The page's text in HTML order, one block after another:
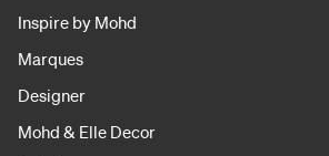
Inspire by Mohd
Marques
Designer
Mohd & Elle Decor